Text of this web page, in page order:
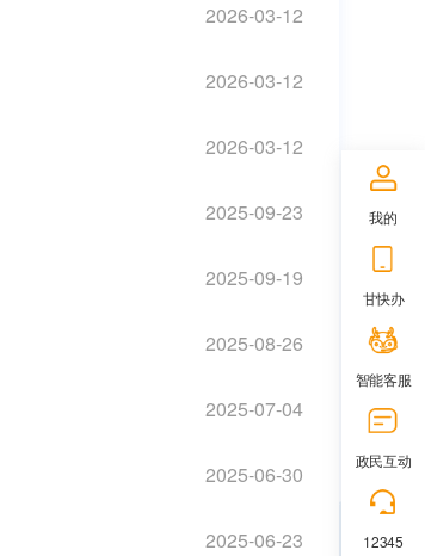
2026-03-12
2026-03-12
2026-03-12
2025-09-23
2025-09-19
2025-08-26
2025-07-04
2025-06-30
2025-06-23
我的
甘快办
智能客服
政民互动
12345